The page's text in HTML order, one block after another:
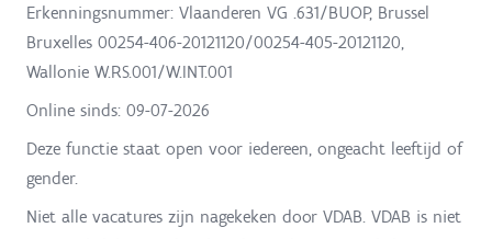
Erkenningsnummer: Vlaanderen VG .631/BUOP, Brussel
Bruxelles 00254-406-20121120/00254-405-20121120,
Wallonie W.RS.001/W.INT.001
Online sinds: 09-07-2026
Deze functie staat open voor iedereen, ongeacht leeftijd of
gender.
Niet alle vacatures zijn nagekeken door VDAB. VDAB is niet